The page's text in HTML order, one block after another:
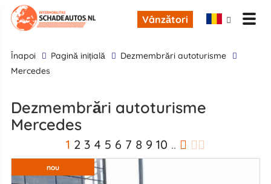
Vânzători
înapoi Pagină inițială
Dezmembrări autoturisme
Mercedes
Dezmembrări autoturisme
Mercedes
1 2 3 4 5 6 7 8 9 10 ..
nou